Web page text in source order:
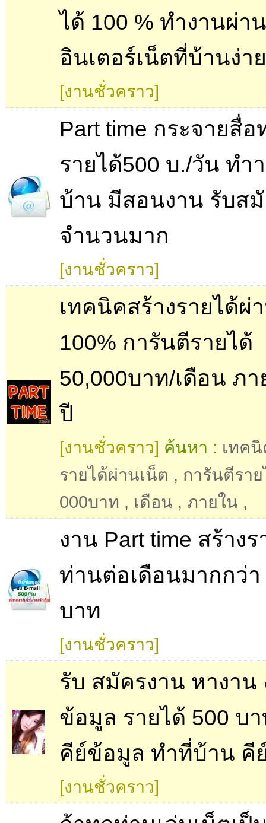
ได้ 100 % ทำงานผ่าน
อินเตอร์เน็ตที่บ้านง่า
[งานชั่วคราว]
Part time กระจายสื่อ
รายได้500 บ./วัน ทำ
บ้าน มีสอนงาน รับส
จำนวนมาก
[งานชั่วคราว]
เทคนิคสร้างรายได้ผ่
100% การันตีรายได้
50,000บาท/เดือน ภา
ปี
[งานชั่วคราว] ค้นหา : เทค
รายได้ผ่านเน็ต , การันตีรา
000บาท , เดือน , ภายใน ,
งาน Part time สร้าง
ท่านต่อเดือนมากกว่า
บาท
[งานชั่วคราว]
รับ สมัครงาน หางาน
ข้อมูล รายได้ 500 บ
คีย์ข้อมูล ทำที่บ้าน คี
[งานชั่วคราว]